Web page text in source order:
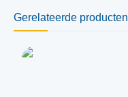
Gerelateerde producten